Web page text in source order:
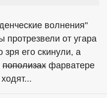
волнения"
протрезвели от угара
его скинули, а
пополизах фарватере